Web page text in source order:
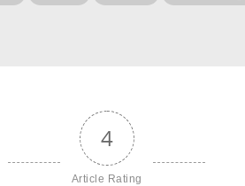
4
Article Rating